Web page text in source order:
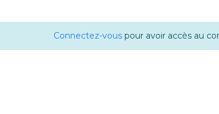
Connectez-vouspour avoir accès au